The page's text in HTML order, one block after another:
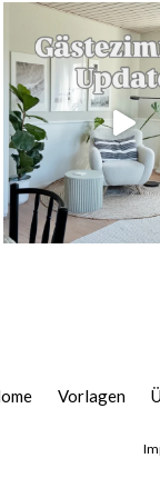
Vorlagen